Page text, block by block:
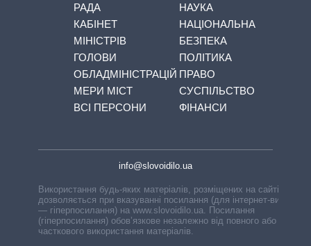
РАДА
КАБІНЕТ
МІНІСТРІВ
ГОЛОВИ
ОБЛАДМІНІСТРАЦІЙ
МЕРИ МІСТ
ВСІ ПЕРСОНИ
НАУКА
НАЦІОНАЛЬНА
БЕЗПЕКА
ПОЛІТИКА
ПРАВО
СУСПІЛЬСТВО
ФІНАНСИ
info@slovoidilo.ua
Використання будь-яких матеріалів, розміщених на сайті,
дозволяється при вказуванні посилання (для інтернет-видань
— гіперпосилання) на www.slovoidilo.ua. Посилання
(гіперпосилання) обов’язкове незалежно від повного або
часткового використання матеріалів.